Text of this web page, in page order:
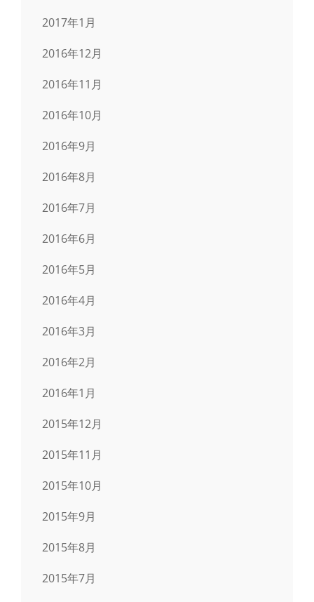
2017年1月
2016年12月
2016年11月
2016年10月
2016年9月
2016年8月
2016年7月
2016年6月
2016年5月
2016年4月
2016年3月
2016年2月
2016年1月
2015年12月
2015年11月
2015年10月
2015年9月
2015年8月
2015年7月